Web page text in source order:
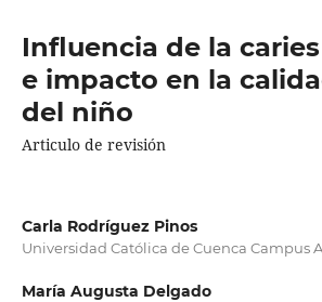
Influencia de la
e impacto en la
del niño
Articulo de revisión
Carla Rodríguez Pinos
Universidad Católica de Cuenca Campus
María Augusta Delgado